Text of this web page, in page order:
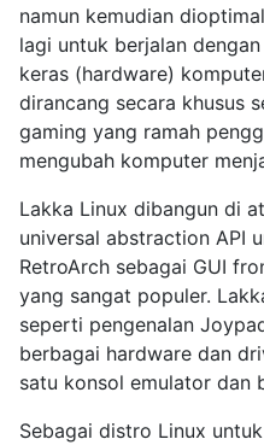
namun kemudian
lagi untuk berjalan
keras (hardware)
dirancang secara khusus
gaming yang ramah
mengubah komputer
Lakka Linux dibangun di
universal abstraction API
RetroArch sebagai GUI
yang sangat populer.
seperti pengenalan
berbagai hardware dan
satu konsol emulator dan
Sebagai distro Linux